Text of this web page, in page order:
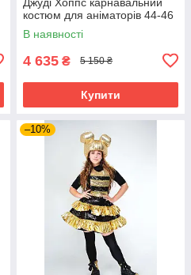
костюм для аніматорів 44-46
В наявності
4 635 ₴ 5 150 ₴
Купити
–10%